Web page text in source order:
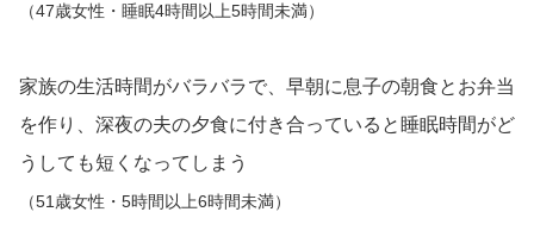
（47歳女性・睡眠4時間以上5時間未満）
家族の生活時間がバラバラで、早朝に息子の朝食とお弁当
を作り、深夜の夫の夕食に付き合っていると睡眠時間がど
うしても短くなってしまう
（51歳女性・5時間以上6時間未満）